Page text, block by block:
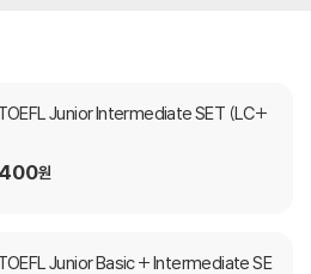
Junior Intermediate SET (LC+
원
Junior Basic + Intermediate SE